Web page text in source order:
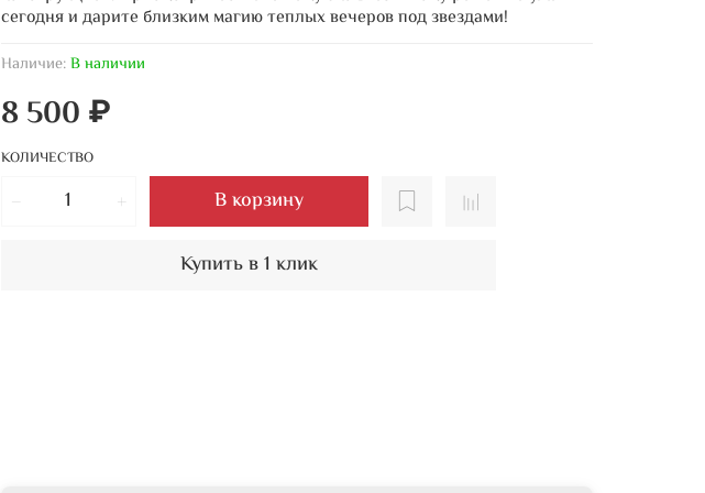
Наличие:В наличии
8 500 ₽
КОЛИЧЕСТВО
В корзину
Купить в 1 клик
сегодня и дарите близким магию теплых вечеров под звездами!